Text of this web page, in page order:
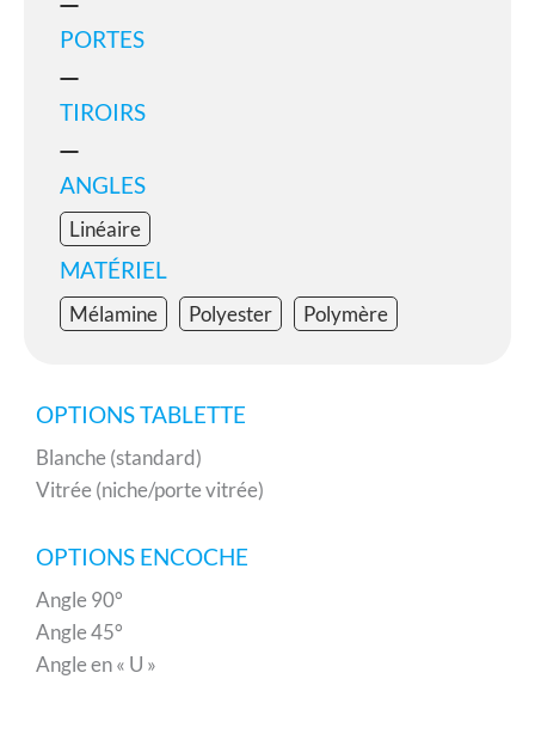
PORTES
TIROIRS
ANGLES
Linéaire
MATÉRIEL
Mélamine Polyester Polymère
OPTIONS TABLETTE
Blanche (standard)
Vitrée (niche/porte vitrée)
OPTIONS ENCOCHE
Angle 90°
Angle 45°
Angle en « U »